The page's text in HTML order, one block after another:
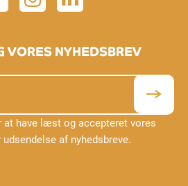
VORES NYHEDSBREV
have læst og accepteret vores
af nyhedsbreve.